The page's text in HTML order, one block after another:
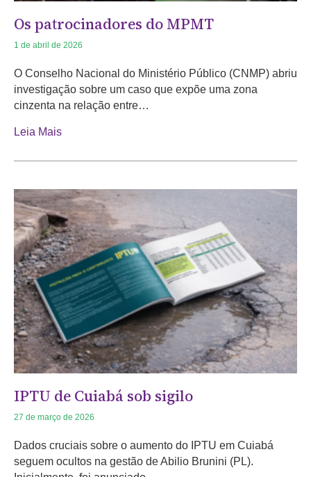
Os patrocinadores do MPMT
1 de abril de 2026
O Conselho Nacional do Ministério Público (CNMP) abriu
investigação sobre um caso que expõe uma zona
cinzenta na relação entre…
Leia Mais
IPTU de Cuiabá sob sigilo
27 de março de 2026
Dados cruciais sobre o aumento do IPTU em Cuiabá
seguem ocultos na gestão de Abilio Brunini (PL).